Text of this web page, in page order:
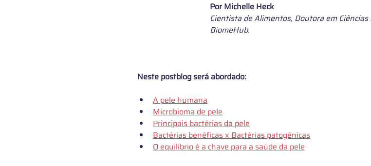
Por Michelle Heck
Cientista de Alimentos, Doutora em
BiomeHub.
Neste postblog será abordado:
A pele humana
Microbioma de pele
Principais bactérias da pele
Bactérias benéficas x Bactérias patogênicas
O equilíbrio é a chave para a saúde da pele